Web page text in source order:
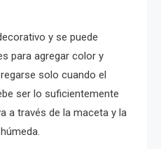
y se puede
para agregar color y
solo cuando el
ser lo suficientemente
a través de la maceta y la